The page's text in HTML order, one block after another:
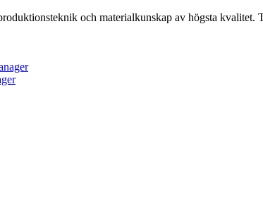
och materialkunskap av högsta kvalitet.